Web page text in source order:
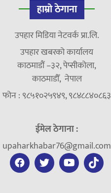
हाम्रो ठेगाना
उपहार मिडिया नेटवर्क प्रा.लि.
उपहार खबरको कार्यालय
काठमाडौं –३२, पेप्सीकोला,
काठमाडौँ, नेपाल
फोन : ९८५१०२५९४९, ९८४८८४०८६३
ईमेल ठेगाना :
upaharkhabar76@gmail.com